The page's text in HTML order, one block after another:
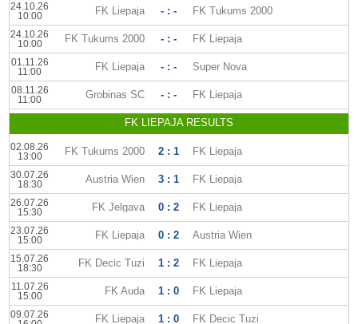
24.10.26
10:00
FK Liepaja - : - FK Tukums 2000
24.10.26
10:00
FK Tukums 2000 - : - FK Liepaja
01.11.26
11:00
FK Liepaja - : - Super Nova
08.11.26
11:00
Grobinas SC - : - FK Liepaja
FK LIEPAJA RESULTS
02.08.26
13:00
FK Tukums 2000 2 : 1 FK Liepaja
30.07.26
18:30
Austria Wien 3 : 1 FK Liepaja
26.07.26
15:30
FK Jelgava 0 : 2 FK Liepaja
23.07.26
15:00
FK Liepaja 0 : 2 Austria Wien
15.07.26
18:30
FK Decic Tuzi 1 : 2 FK Liepaja
11.07.26
15:00
FK Auda 1 : 0 FK Liepaja
09.07.26
FK Liepaja 1 : 0 FK Decic Tuzi